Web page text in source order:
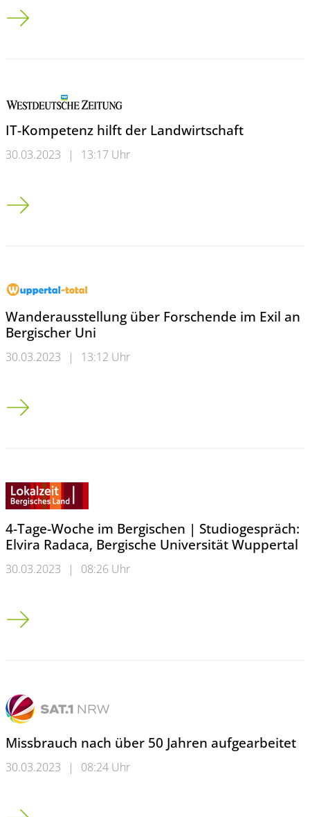
Promovieren geht über Studieren
IT-Kompetenz hilft der Landwirtschaft
30.03.2023 | 13:17 Uhr
IT-Kompetenz hilft der Landwirtschaft
Wanderausstellung über Forschende im Exil an
Bergischer Uni
30.03.2023 | 13:12 Uhr
Wanderausstellung über Forschende im Exil an Bergischer
4-Tage-Woche im Bergischen | Studiogespräch:
Elvira Radaca, Bergische Universität Wuppertal
30.03.2023 | 08:26 Uhr
4-Tage-Woche im Bergischen | Studiogespräch: Elvira
Missbrauch nach über 50 Jahren aufgearbeitet
30.03.2023 | 08:24 Uhr
Missbrauch nach über 50 Jahren aufgearbeitet